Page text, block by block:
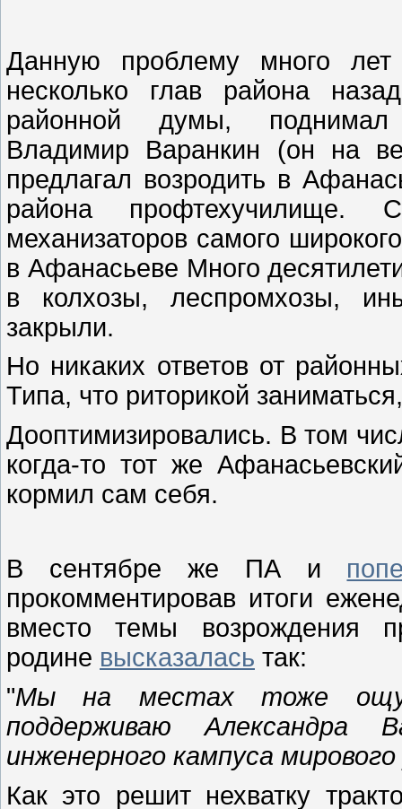
Данную проблему много
несколько глав района
районной думы, поднимал
Владимир Варанкин (он на
предлагал возродить в
района
механизаторов самого
в Афанасьеве Много
в колхозы, леспромхозы,
закрыли.
Но никаких ответов от
Типа, что риторикой
Дооптимизировались. В том
когда-то тот же
кормил сам себя.
В сентябре же ПА и
прокомментировав итоги
вместо темы возрождения
родине высказалась так:
"Мы на местах тоже
поддерживаю Александра
инженерного кампуса мирового
Как это решит нехватку